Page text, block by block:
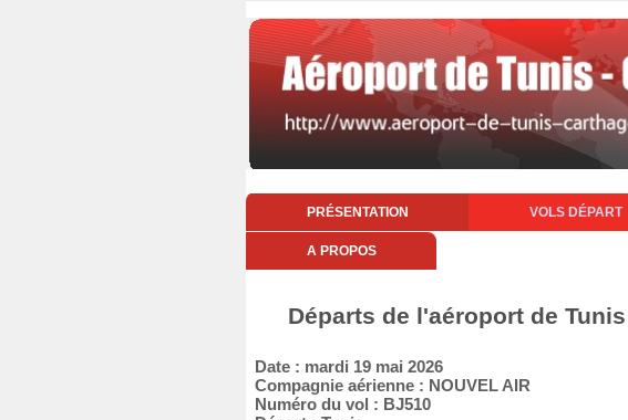
PRÉSENTATION VOLS DÉPART
A PROPOS
Départs de l'aéroport de
Date : mardi 19 mai 2026
Compagnie aérienne : NOUVEL AIR
Numéro du vol : BJ510